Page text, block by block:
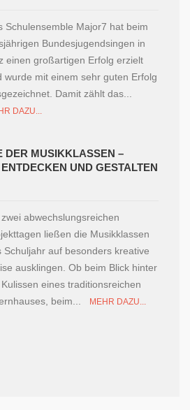
Schulensemble Major7 hat beim
Bundesjugendsingen in
einen großartigen Erfolg erzielt
wurde mit einem sehr guten Erfolg
Damit zählt das...
DAZU...
DER MUSIKKLASSEN –
UND GESTALTEN
abwechslungsreichen
ließen die Musikklassen
Schuljahr auf besonders kreative
ausklingen. Ob beim Blick hinter
eines traditionsreichen
beim...
MEHR DAZU...